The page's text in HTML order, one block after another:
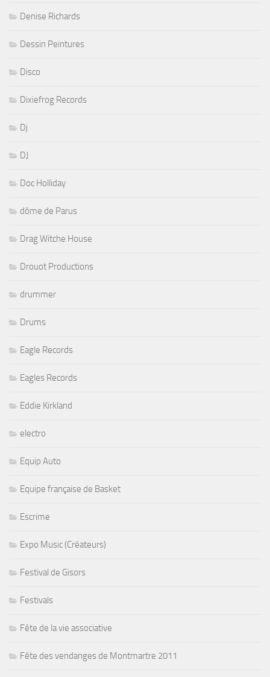
Denise Richards
Dessin Peintures
Disco
Dixiefrog Records
Dj
DJ
Doc Holliday
dôme de Parus
Drag Witche House
Drouot Productions
drummer
Drums
Eagle Records
Eagles Records
Eddie Kirkland
electro
Equip Auto
Equipe française de Basket
Escrime
Expo Music (Créateurs)
Festival de Gisors
Festivals
Fête de la vie associative
Fête des vendanges de Montmartre 2011